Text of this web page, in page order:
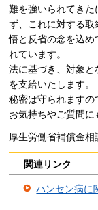
難を強いられてき
ず、これに対する
悟と反省の念を込
れています。
法に基づき、対象
を支給いたします。
秘密は守られます
お気持ちやご質問に
厚生労働省補償金
関連リンク
ハンセン病に